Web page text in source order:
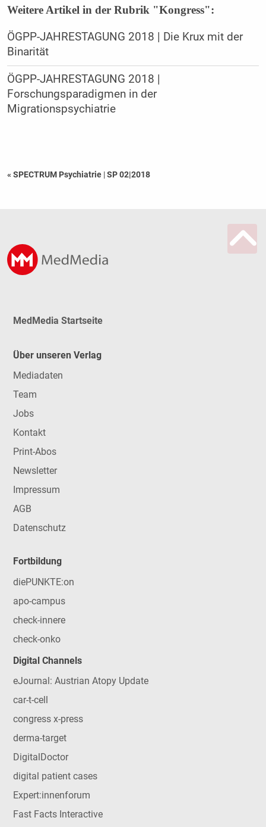
Weitere Artikel in der Rubrik "Kongress":
ÖGPP-JAHRESTAGUNG 2018 | Die Krux mit der
Binarität
ÖGPP-JAHRESTAGUNG 2018 |
Forschungsparadigmen in der
Migrationspsychiatrie
« SPECTRUM Psychiatrie |SP 02|2018
MedMedia Startseite
Über unseren Verlag
Mediadaten
Team
Jobs
Kontakt
Print-Abos
Newsletter
Impressum
AGB
Datenschutz
Fortbildung
diePUNKTE:on
apo-campus
check-innere
check-onko
Digital Channels
eJournal: Austrian Atopy Update
car-t-cell
congress x-press
derma-target
DigitalDoctor
digital patient cases
Expert:innenforum
Fast Facts Interactive